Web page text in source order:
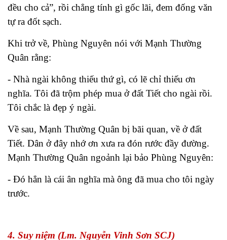
đều cho cả”, rồi chẳng tính gì gốc lãi, đem đống văn
tự ra đốt sạch.
Khi trở về, Phùng Nguyên nói với Mạnh Thường
Quân rằng:
- Nhà ngài không thiếu thứ gì, có lẽ chỉ thiếu ơn
nghĩa. Tôi đã trộm phép mua ở đất Tiết cho ngài rồi.
Tôi chắc là đẹp ý ngài.
Về sau, Mạnh Thường Quân bị bãi quan, về ở đất
Tiết. Dân ở đây nhớ ơn xưa ra đón rước đầy đường.
Mạnh Thường Quân ngoảnh lại bảo Phùng Nguyên:
- Đó hẳn là cái ân nghĩa mà ông đã mua cho tôi ngày
trước.
4. Suy niệm (Lm. Nguyễn Vinh Sơn SCJ)